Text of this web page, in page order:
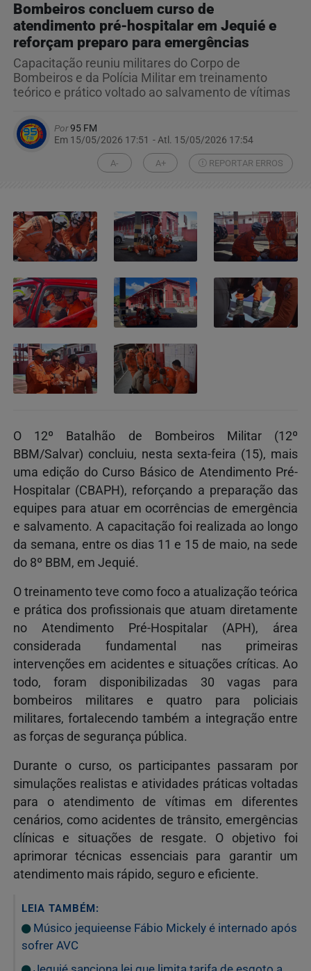
Bombeiros concluem curso de
atendimento pré-hospitalar em Jequié e
reforçam preparo para emergências
Capacitação reuniu militares do Corpo de
Bombeiros e da Polícia Militar em treinamento
teórico e prático voltado ao salvamento de vítimas
Por95 FM
Em 15/05/2026 17:51 - Atl. 15/05/2026 17:54
A- A+ REPORTAR ERROS
O 12º Batalhão de Bombeiros Militar (12º
BBM/Salvar) concluiu, nesta sexta-feira (15), mais
uma edição do Curso Básico de Atendimento Pré-
Hospitalar (CBAPH), reforçando a preparação das
equipes para atuar em ocorrências de emergência
e salvamento. A capacitação foi realizada ao longo
da semana, entre os dias 11 e 15 de maio, na sede
do 8º BBM, em Jequié.
O treinamento teve como foco a atualização teórica
e prática dos profissionais que atuam diretamente
no Atendimento Pré-Hospitalar (APH), área
considerada fundamental nas primeiras
intervenções em acidentes e situações críticas. Ao
todo, foram disponibilizadas 30 vagas para
bombeiros militares e quatro para policiais
militares, fortalecendo também a integração entre
as forças de segurança pública.
Durante o curso, os participantes passaram por
simulações realistas e atividades práticas voltadas
para o atendimento de vítimas em diferentes
cenários, como acidentes de trânsito, emergências
clínicas e situações de resgate. O objetivo foi
aprimorar técnicas essenciais para garantir um
atendimento mais rápido, seguro e eficiente.
LEIA TAMBÉM:
Músico jequieense Fábio Mickely é internado após
sofrer AVC